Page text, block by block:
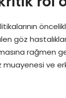
göz
rağmen
ve